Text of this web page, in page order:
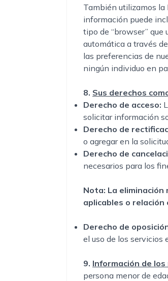
También utilizamos la
información puede
tipo de “browser”
automática a través
las preferencias de
ningún individuo en
8. Sus derechos
Derecho de acceso:
solicitar información
Derecho de
o agregar en la
Derecho de
necesarios para los
Nota: La
aplicables o
Derecho de
el uso de los servicios
9. Información de
persona menor de